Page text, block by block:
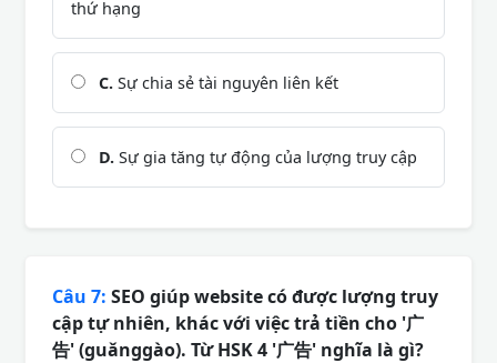
thứ hạng
C. Sự chia sẻ tài nguyên liên kết
D. Sự gia tăng tự động của lượng truy cập
Câu 7: SEO giúp website có được lượng truy
cập tự nhiên, khác với việc trả tiền cho '广
告' (guǎnggào). Từ HSK 4 '广告' nghĩa là gì?